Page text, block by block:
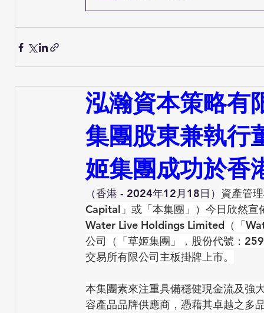
泓瀚資本策略有
集團股東兼執行
姬集團成功於香
（香港 - 2024年12月18日） 資產管
Capital」或「本集團」）今日欣然
Water Live Holdings Limited（「
公司（「草姬集團」，股份代號：
交易所有限公司主板掛牌上市。
本集團素來注重具備穩健現金流及強
容產品品牌供應商，憑藉其卓越之多